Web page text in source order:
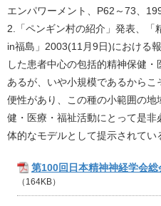
エンパワーメント、P62～73、
2.「ペンギン村の紹介」発表、「
in福島」2003(11月9日)における
した患者中心の包括的精神保健
あるが、いや小規模であるからこ
便性があり、この種の小範囲の
健・医療・福祉活動にとって是
体的なモデルとして提示されてい
第100回日本精神神経学会
（164KB）